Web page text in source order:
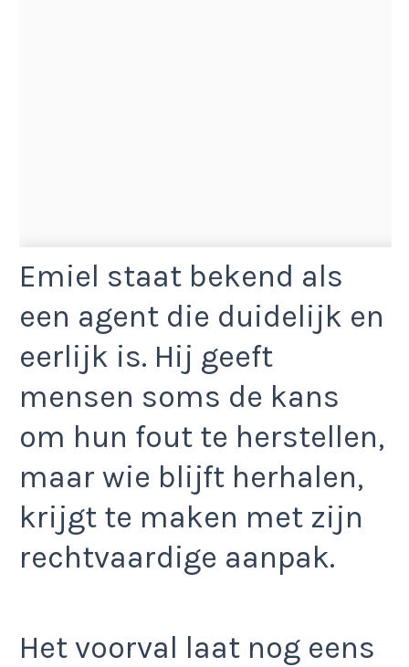
Emiel staat bekend als
een agent die duidelijk en
eerlijk is. Hij geeft
mensen soms de kans
om hun fout te herstellen,
maar wie blijft herhalen,
krijgt te maken met zijn
rechtvaardige aanpak.
Het voorval laat nog eens